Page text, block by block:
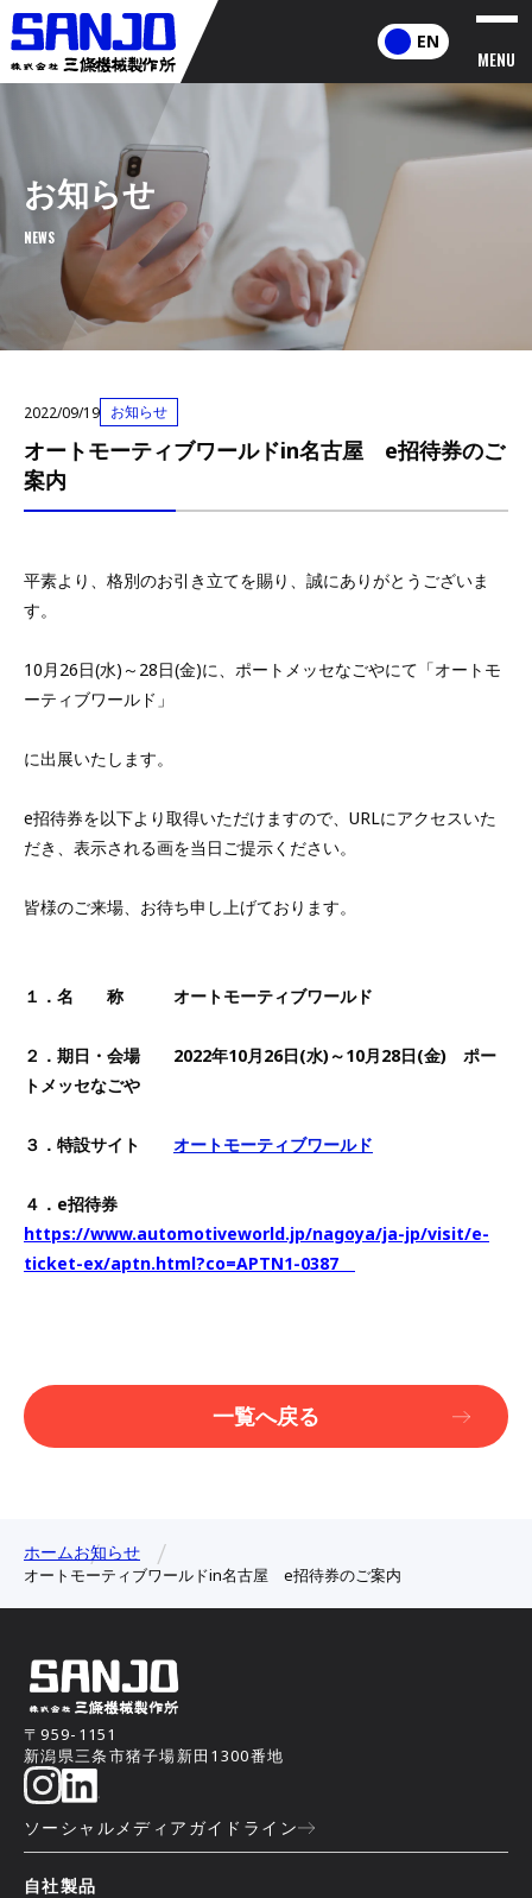
EN
MENU
お知らせ
NEWS
2022/09/19 お知らせ
オートモーティブワールドin名古屋 e招待券のご
案内
平素より、格別のお引き立てを賜り、誠にありがとうございま
す。
10月26日(水)～28日(金)に、ポートメッセなごやにて「オートモ
ーティブワールド」
に出展いたします。
e招待券を以下より取得いただけますので、URLにアクセスいた
だき、表示される画を当日ご提示ください。
皆様のご来場、お待ち申し上げております。
１．名 称 オートモーティブワールド
２．期日・会場 2022年10月26日(水)～10月28日(金) ポー
トメッセなごや
３．特設サイト オートモーティブワールド
４．e招待券
https://www.automotiveworld.jp/nagoya/ja-jp/visit/e-
ticket-ex/aptn.html?co=APTN1-0387
一覧へ戻る
ホームお知らせ
オートモーティブワールドin名古屋 e招待券のご案内
自社製品
〒959-1151
新潟県三条市猪子場新田1300番地
ソーシャルメディアガイドライン